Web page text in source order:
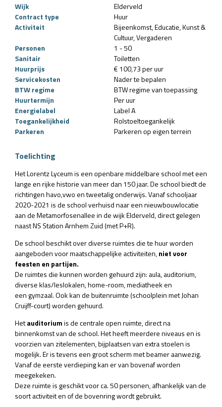
Wijk
Elderveld
Contract type
Huur
Activiteit
Bijeenkomst Educatie Kunst &
Cultuur Vergaderen
Personen
1 - 50
Sanitair
Toiletten
Huurprijs
€ 100,73 per uur
Servicekosten
Nader te bepalen
BTW regime
BTW regime van toepassing
Huurtermijn
Per uur
Energielabel
Label A
Toegankelijkheid
Rolstoeltoegankelijk
Parkeren
Parkeren op eigen terrein
Toelichting
Het Lorentz Lyceum is een openbare middelbare school met een
lange en rijke historie van meer dan 150 jaar. De school biedt de
richtingen havo,vwo en tweetalig onderwijs. Vanaf schooljaar
2020-2021 is de school verhuisd naar een nieuwbouwlocatie
aan de Metamorfosenallee in de wijk Elderveld, direct gelegen
naast NS Station Arnhem Zuid (met P+R).
De school beschikt over diverse ruimtes die te huur worden
aangeboden voor maatschappelijke activiteiten,niet voor
feesten en partijen.
De ruimtes die kunnen worden gehuurd zijn: aula, auditorium,
diverse klas/leslokalen, home-room, mediatheek en
een gymzaal. Ook kan de buitenruimte (schoolplein met Johan
Cruijff-court) worden gehuurd.
Hetauditoriumis de centrale open ruimte, direct na
binnenkomst van de school. Het heeft meerdere niveaus en is
voorzien van zitelementen, bijplaatsen van extra stoelen is
mogelijk. Er is tevens een groot scherm met beamer aanwezig.
Vanaf de eerste verdieping kan er van bovenaf worden
meegekeken.
Deze ruimte is geschikt voor ca. 50 personen, afhankelijk van de
soort activiteit en of de bovenring wordt gebruikt.